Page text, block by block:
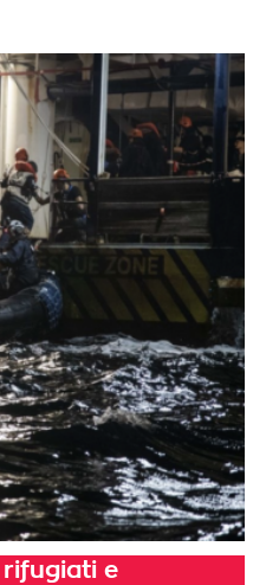
rifugiati e